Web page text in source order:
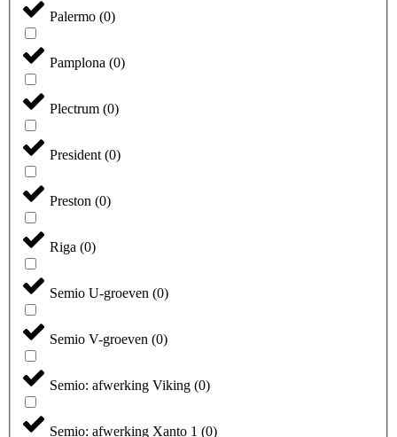
Palermo (0)
Pamplona (0)
Plectrum (0)
President (0)
Preston (0)
Riga (0)
Semio U-groeven (0)
Semio V-groeven (0)
Semio: afwerking Viking (0)
Semio: afwerking Xanto 1 (0)